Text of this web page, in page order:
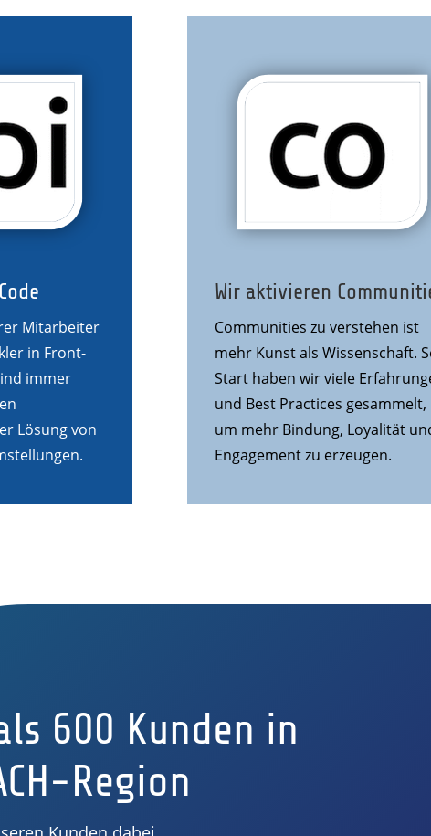
Mitarbeiter
in Front-
immer
Lösung von
Wir aktivieren
Communities zu verstehen ist
mehr Kunst als Wissenschaft.
Start haben wir viele
und Best Practices gesammelt,
um mehr Bindung, Loyalität
Engagement zu erzeugen.
600 Kunden in
Region